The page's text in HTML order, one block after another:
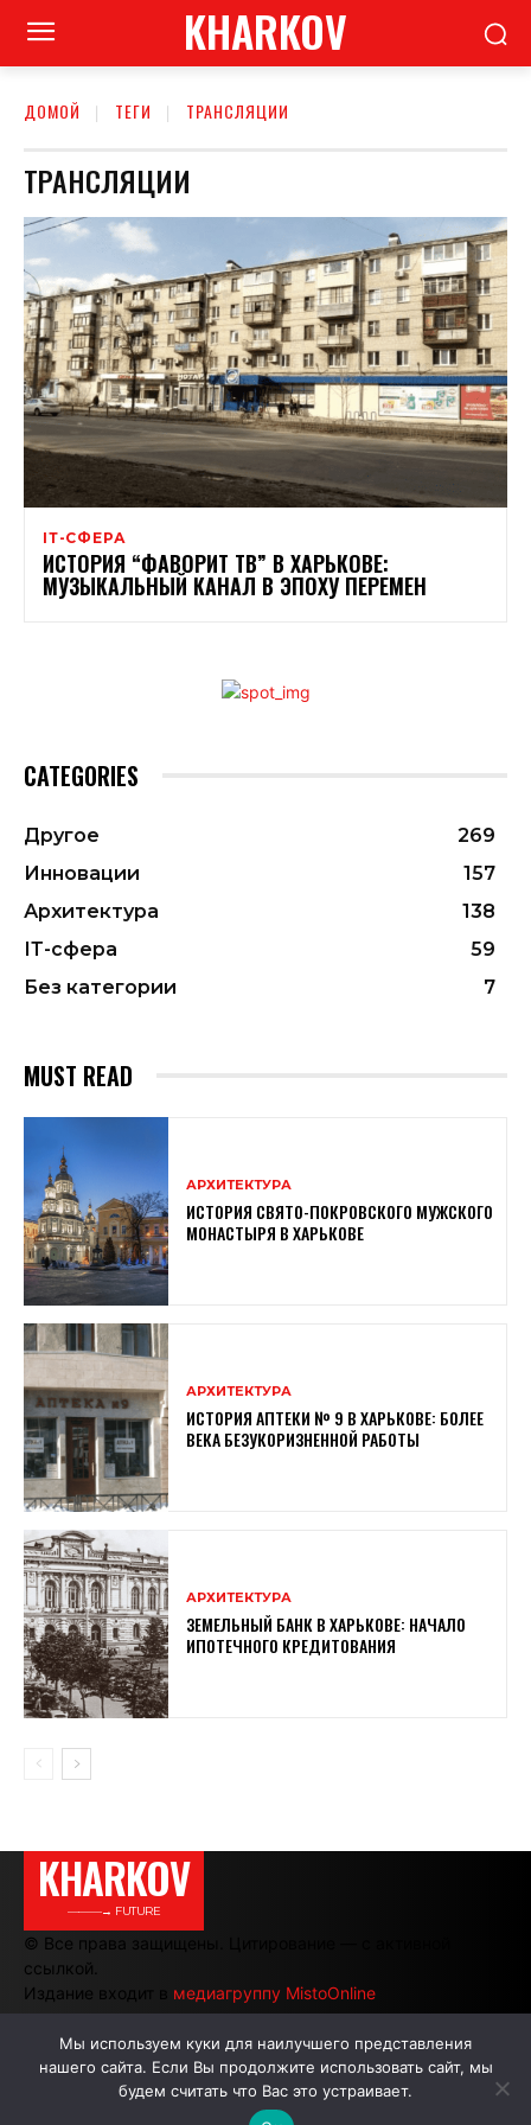
KHARKOV
ДОМОЙ ТЕГИ ТРАНСЛЯЦИИ
ТРАНСЛЯЦИИ
ІТ-СФЕРА
ИСТОРИЯ “ФАВОРИТ ТВ” В ХАРЬКОВЕ:
МУЗЫКАЛЬНЫЙ КАНАЛ В ЭПОХУ ПЕРЕМЕН
CATEGORIES
Другое
269
Инновации
157
Архитектура
138
ІТ-сфера
59
Без категории
7
MUST READ
АРХИТЕКТУРА
ИСТОРИЯ СВЯТО-ПОКРОВСКОГО МУЖСКОГО
МОНАСТЫРЯ В ХАРЬКОВЕ
АРХИТЕКТУРА
ИСТОРИЯ АПТЕКИ № 9 В ХАРЬКОВЕ: БОЛЕЕ
ВЕКА БЕЗУКОРИЗНЕННОЙ РАБОТЫ
АРХИТЕКТУРА
ЗЕМЕЛЬНЫЙ БАНК В ХАРЬКОВЕ: НАЧАЛО
ИПОТЕЧНОГО КРЕДИТОВАНИЯ
KHARKOV
———→ FUTURE
© Все права защищены. Цитирование — с активной
ссылкой.
Издание входит в медиагруппу MistoOnline
АВТОРЫ РЕКЛАМА НА САЙТЕ
Мы используем куки для наилучшего представления
нашего сайта. Если Вы продолжите использовать сайт, мы
будем считать что Вас это устраивает.